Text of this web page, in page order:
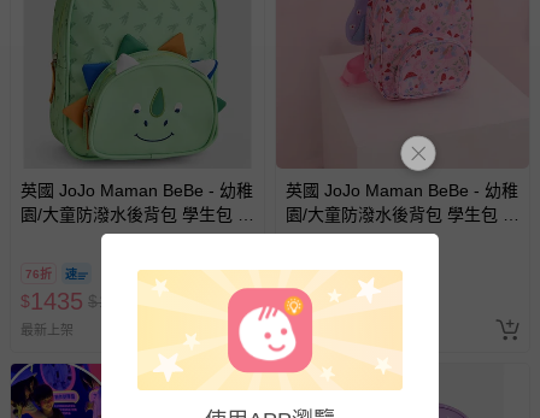
助取消退款事宜。
商品如因「價格、組合」等錯誤原因，導致無法安排出貨，
會主動以簡訊及mail通知訂單取消事宜，並將提供適當補
償。
英國 JoJo Maman BeBe - 幼稚
園/大童防潑水後背包 學生包 旅
行包-綠恐龍
76折
$1435 $1888
最新上架
英國 JoJo Maman BeBe - 幼稚
園/大童防潑水後背包 學生包 旅
行包-小天使
76折
$1435 $1888
已售出 1